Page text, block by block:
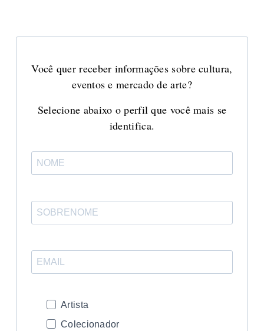
Você quer receber informações sobre cultura,
eventos e mercado de arte?
Selecione abaixo o perfil que você mais se
identifica.
Artista
Colecionador